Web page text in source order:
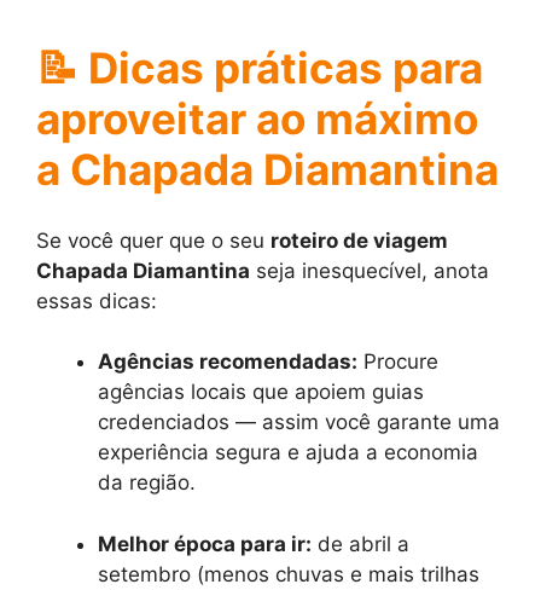
📝 Dicas práticas para
aproveitar ao máximo
a Chapada Diamantina
Se você quer que o seu roteiro de viagem
Chapada Diamantina seja inesquecível, anota
essas dicas:
Agências recomendadas: Procure
agências locais que apoiem guias
credenciados — assim você garante uma
experiência segura e ajuda a economia
da região.
Melhor época para ir: de abril a
setembro (menos chuvas e mais trilhas